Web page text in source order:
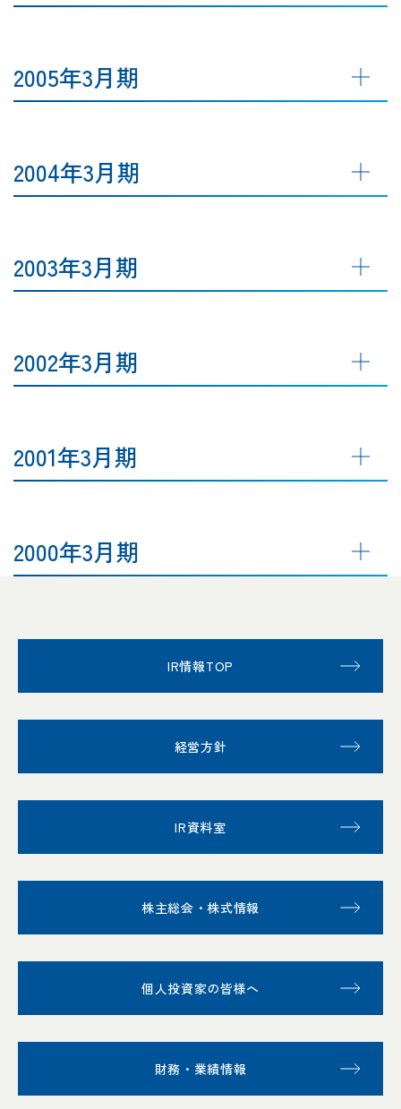
2005年3月期
2004年3月期
2003年3月期
2002年3月期
2001年3月期
2000年3月期
IR情報TOP
経営方針
IR資料室
株主総会・株式情報
個人投資家の皆様へ
財務・業績情報